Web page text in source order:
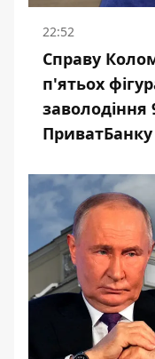
22:52
Справу
п'ятьох
заволодіння